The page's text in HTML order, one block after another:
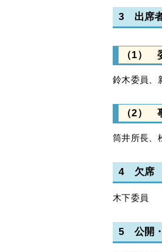
3 出席
（1）
鈴木委員、
（2）
筒井所長、
4 欠席
木下委員
5 公開